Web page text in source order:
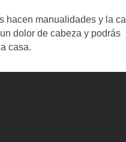
hacen manualidades y la
dolor de cabeza y podrás
casa.